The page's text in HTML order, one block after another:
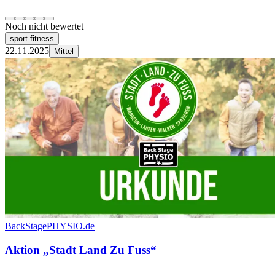
Noch nicht bewertet
sport-fitness
22.11.2025 Mittel
BackStagePHYSIO.de
Aktion „Stadt Land Zu Fuss“